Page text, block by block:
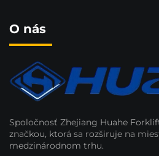
O nás
Spoločnosť Zhejiang Huahe
značkou, ktorá sa rozširuje na
medzinárodnom trhu.